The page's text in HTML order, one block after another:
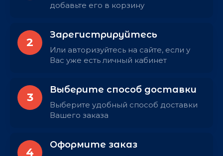
добавьте его в корзину
2
Зарегистрируйтесь
Или авторизуйтесь на сайте, если у
Вас уже есть личный кабинет
3
Выберите способ доставки
Выберите удобный способ доставки
Вашего заказа
4
Оформите заказ